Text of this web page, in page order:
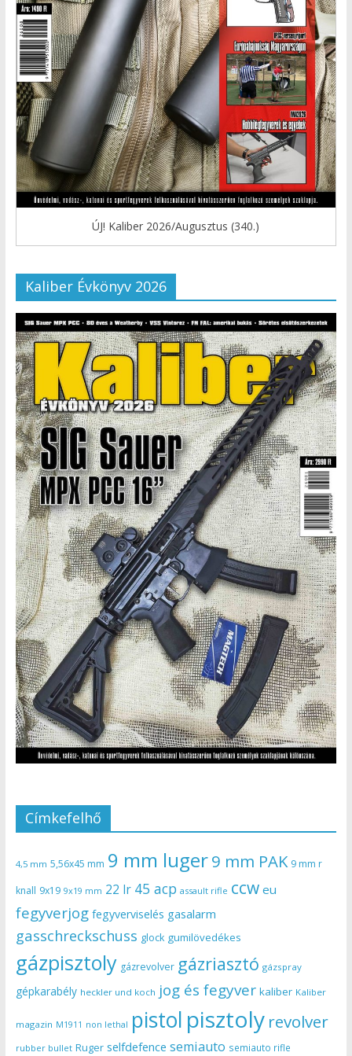
ÚJ! Kaliber 2026/Augusztus (340.)
Kaliber Évkönyv 2026
Címkefelhő
4,5 mm 5,56x45 mm 9 mm luger9 mm PAK 9 mm r
knall 9x19 9x19 mm 22 lr 45 acp assault rifle ccw eu
fegyverjog fegyverviselés gasalarm
gasschreckschuss glock gumilövedékes
gázpisztoly gázrevolver gázriasztó gázspray
gépkarabély heckler und koch jog és fegyver kaliber Kaliber
magazin M1911 non lethal pistol pisztoly revolver
rubber bullet Ruger selfdefence semiauto semiauto rifle